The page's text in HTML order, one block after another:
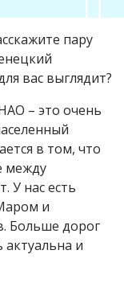
пару
вас выглядит?
– это очень
в том, что
между
У нас есть
и
Больше дорог
актуальна и